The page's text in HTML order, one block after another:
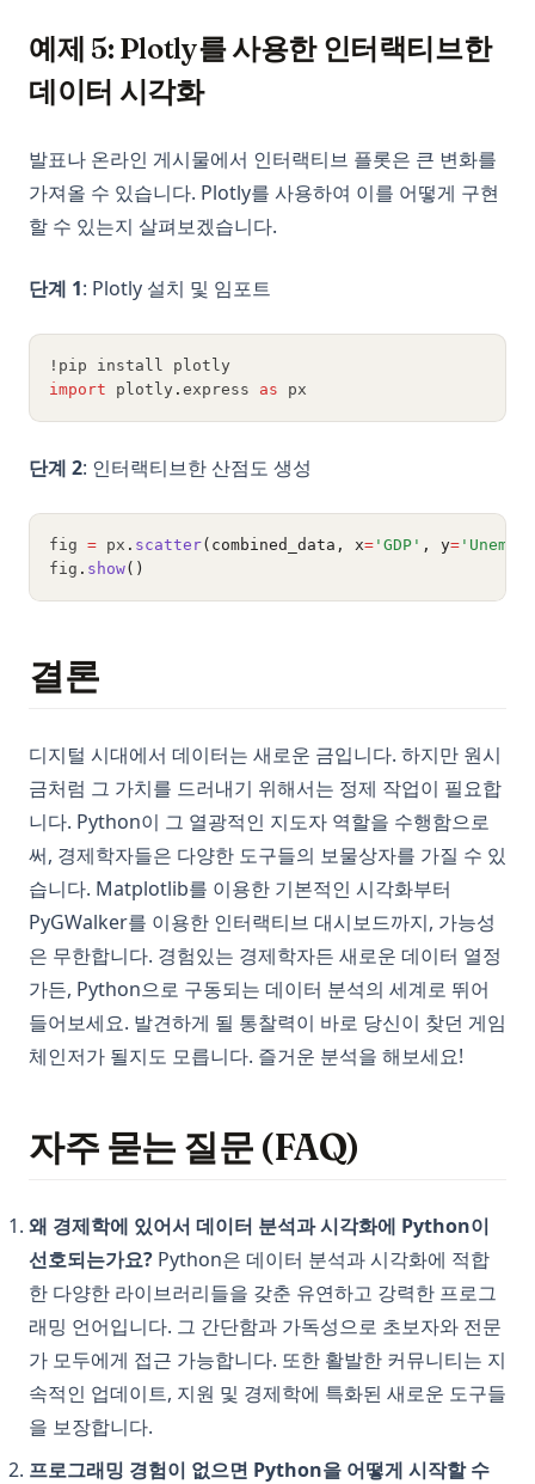
예제 5: Plotly를 사용한 인터랙티브한
데이터 시각화
발표나 온라인 게시물에서 인터랙티브 플롯은 큰 변화를
가져올 수 있습니다. Plotly를 사용하여 이를 어떻게 구현
할 수 있는지 살펴보겠습니다.
단계 1: Plotly 설치 및 임포트
!pip install plotly
import plotly . express as px
단계 2: 인터랙티브한 산점도 생성
fig = px . scatter(combined_data, x= 'GDP' , y=
fig . show()
결론
디지털 시대에서 데이터는 새로운 금입니다. 하지만 원시
금처럼 그 가치를 드러내기 위해서는 정제 작업이 필요합
니다. Python이 그 열광적인 지도자 역할을 수행함으로
써, 경제학자들은 다양한 도구들의 보물상자를 가질 수 있
습니다. Matplotlib를 이용한 기본적인 시각화부터
PyGWalker를 이용한 인터랙티브 대시보드까지, 가능성
은 무한합니다. 경험있는 경제학자든 새로운 데이터 열정
가든, Python으로 구동되는 데이터 분석의 세계로 뛰어
들어보세요. 발견하게 될 통찰력이 바로 당신이 찾던 게임
체인저가 될지도 모릅니다. 즐거운 분석을 해보세요!
자주 묻는 질문 (FAQ)
왜 경제학에 있어서 데이터 분석과 시각화에 Python이
선호되는가요? Python은 데이터 분석과 시각화에 적합
한 다양한 라이브러리들을 갖춘 유연하고 강력한 프로그
래밍 언어입니다. 그 간단함과 가독성으로 초보자와 전문
가 모두에게 접근 가능합니다. 또한 활발한 커뮤니티는 지
속적인 업데이트, 지원 및 경제학에 특화된 새로운 도구들
을 보장합니다.
프로그래밍 경험이 없으면 Python을 어떻게 시작할 수